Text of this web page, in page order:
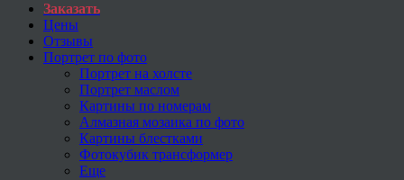
Заказать
Цены
Отзывы
Портрет по фото
Портрет на холсте
Портрет маслом
Картины по номерам
Алмазная мозаика по фото
Картины блестками
Фотокубик трансформер
Еще